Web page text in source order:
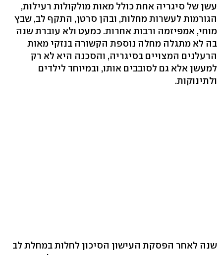
עשן של סיגריה אחת כולל מאות מולקולות רעילות,
הגורמות לעשרות מחלות, ובהן סרטן, התקף לב, שבץ
מוחי, אמפיזמה ורבות אחרות. כמעט ולא עוברת שנה
בה לא מתגלה מחלה נוספת הקשורה בנזקי מאות
הרעלנים המצויים בסיגריה, והסכנה היא לא רק
למעשן אלא גם לסובבים אותו, ובמיוחד לילדים
ולתינוקות.
שנה לאחר הפסקת העישון הסיכון לחלות במחלת לב